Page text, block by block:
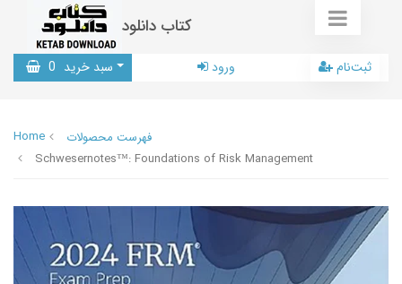
کتاب دانلود
سبد خرید 0 ورود ثبت‌نام
Home
فهرست محصولات
Schwesernotes™: Foundations of Risk Management